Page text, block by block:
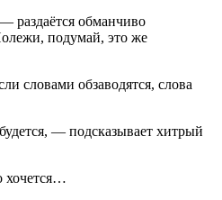
раздаётся обманчиво
подумай, это же
словами обзаводятся, слова
— подсказывает хитрый
хочется…